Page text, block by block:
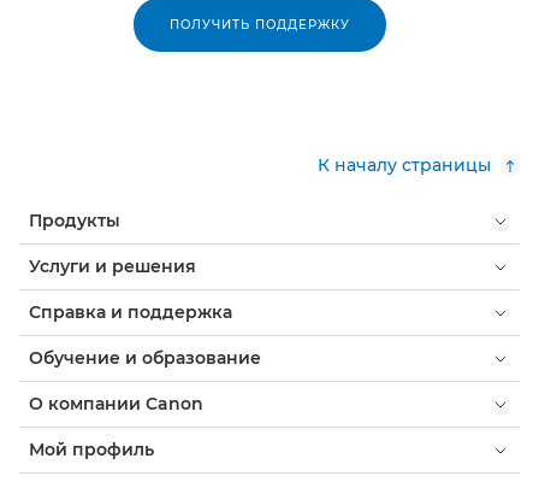
ПОЛУЧИТЬ ПОДДЕРЖКУ
К началу страницы
Продукты
Услуги и решения
Справка и поддержка
Обучение и образование
О компании Canon
Мой профиль